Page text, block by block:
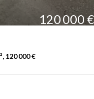
120 000 €
120 000 €